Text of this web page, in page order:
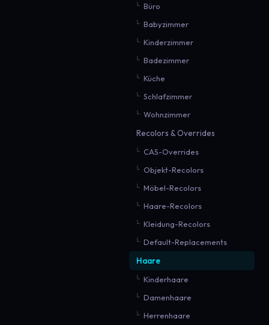
Büro
Babyzimmer
Kinderzimmer
Badezimmer
Küche
Schlafzimmer
Wohnzimmer
Recolors & Overrides
CAS-Overrides
Objekt-Recolors
Möbel-Recolors
Haare-Recolors
Kleidung-Recolors
Default-Replacements
Haare
Kinderhaare
Damenhaare
Herrenhaare